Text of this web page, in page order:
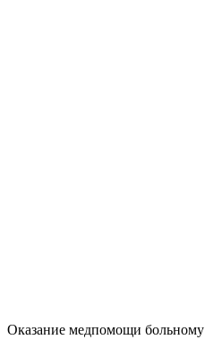
Оказание медпомощи больному